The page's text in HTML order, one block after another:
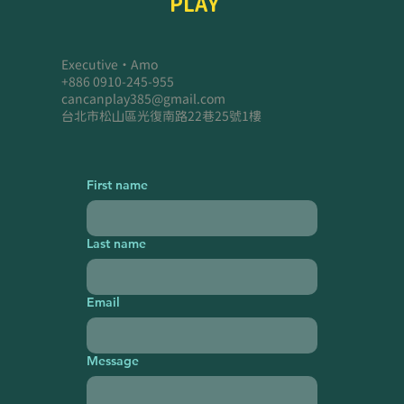
PLAY
Executive・Amo
+886 0910-245-955
cancanplay385@gmail.com
台北市松山區光復南路22巷25號1樓
First name
Last name
Email
Message